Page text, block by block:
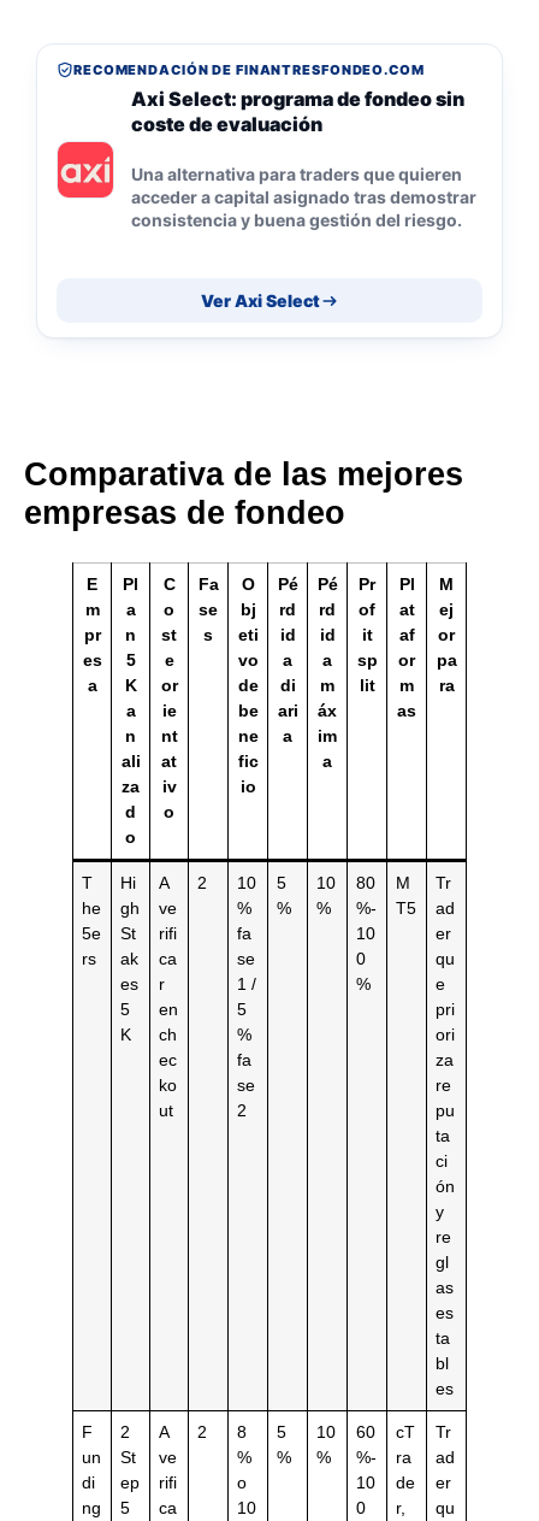
RECOMENDACIÓN DE FINANTRESFONDEO.COM
Axi Select: programa de fondeo sin
coste de evaluación
Una alternativa para traders que quieren
acceder a capital asignado tras demostrar
consistencia y buena gestión del riesgo.
Ver Axi Select
Comparativa de las mejores
empresas de fondeo
E
m
pr
es
a
Pl
a
n
5
K
a
n
ali
za
d
o
C
o
st
e
or
ie
nt
at
iv
o
Fa
se
s
O
bj
eti
vo
de
be
ne
fic
io
Pé
rd
id
a
di
ari
a
Pé
rd
id
a
m
áx
im
a
Pr
of
it
sp
lit
Pl
at
af
or
m
as
M
ej
or
pa
ra
T
he
5e
rs
Hi
gh
St
ak
es
5
K
A
ve
rifi
ca
r
en
ch
ec
ko
ut
2
10
%
fa
se
1 /
5
%
fa
se
2
5
%
10
%
80
%-
10
0
%
M
T5
Tr
ad
er
qu
e
pri
ori
za
re
pu
ta
ci
ón
y
re
gl
as
es
ta
bl
es
F
un
di
ng
2
St
ep
5
A
ve
rifi
ca
2
8
%
o
10
5
%
10
%
60
%-
10
0
cT
ra
de
r,
Tr
ad
er
qu